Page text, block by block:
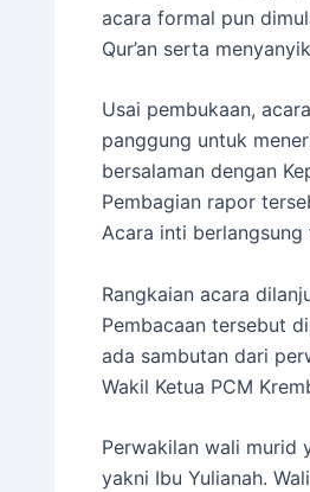
acara formal pun
Qur’an serta
Usai pembukaan,
panggung untuk
bersalaman dengan
Pembagian rapor
Acara inti
Rangkaian acara
Pembacaan tersebut
ada sambutan dari
Wakil Ketua PCM
Perwakilan wali murid
yakni Ibu Yulianah.